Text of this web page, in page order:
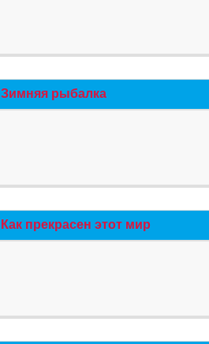
Зимняя рыбалка
Как прекрасен этот мир